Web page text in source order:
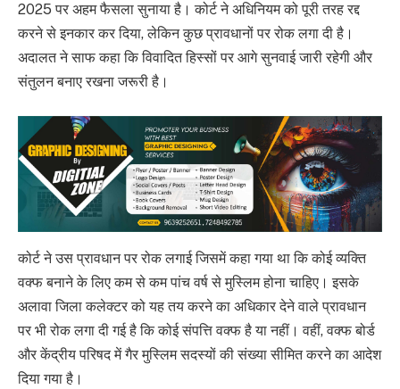
2025 पर अहम फैसला सुनाया है। कोर्ट ने अधिनियम को पूरी तरह रद्द
करने से इनकार कर दिया, लेकिन कुछ प्रावधानों पर रोक लगा दी है।
अदालत ने साफ कहा कि विवादित हिस्सों पर आगे सुनवाई जारी रहेगी और
संतुलन बनाए रखना जरूरी है।
कोर्ट ने उस प्रावधान पर रोक लगाई जिसमें कहा गया था कि कोई व्यक्ति
वक्फ बनाने के लिए कम से कम पांच वर्ष से मुस्लिम होना चाहिए। इसके
अलावा जिला कलेक्टर को यह तय करने का अधिकार देने वाले प्रावधान
पर भी रोक लगा दी गई है कि कोई संपत्ति वक्फ है या नहीं। वहीं, वक्फ बोर्ड
और केंद्रीय परिषद में गैर मुस्लिम सदस्यों की संख्या सीमित करने का आदेश
दिया गया है।